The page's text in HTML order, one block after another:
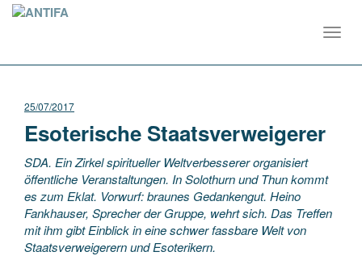
25/07/2017
Esoterische Staatsverweigerer
SDA. Ein Zirkel spiritueller Weltverbesserer organisiert
öffentliche Veranstaltungen. In Solothurn und Thun kommt
es zum Eklat. Vorwurf: braunes Gedankengut. Heino
Fankhauser, Sprecher der Gruppe, wehrt sich. Das Treffen
mit ihm gibt Einblick in eine schwer fassbare Welt von
Staatsverweigerern und Esoterikern.